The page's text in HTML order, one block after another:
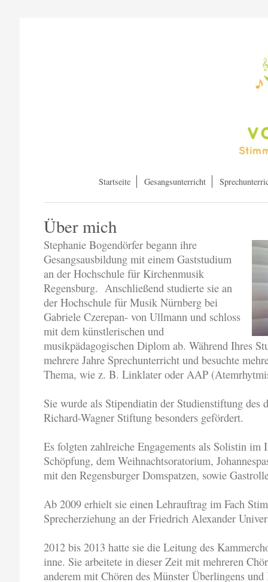
Startseite Gesangsunterricht
Über mich
Stephanie Bogendörfer begann ihre
Gesangsausbildung mit einem Gaststudium
an der Hochschule für Kirchenmusik
Regensburg. Anschließend studierte sie an
der Hochschule für Musik Nürnberg bei
Gabriele Czerepan- von Ullmann und schloss
mit dem künstlerischen und
musikpädagogischen Diplom ab. Während Ihres
mehrere Jahre Sprechunterricht und besuchte
Thema, wie z. B. Linklater oder AAP
Sie wurde als Stipendiatin der Studienstiftung des
Richard-Wagner Stiftung besonders gefördert.
Es folgten zahlreiche Engagements als Solistin im
Schöpfung, dem Weihnachtsoratorium,
mit den Regensburger Domspatzen, sowie
Ab 2009 erhielt sie einen Lehrauftrag im Fach
Sprecherziehung an der Friedrich Alexander
2012 bis 2013 hatte sie die Leitung des
inne. Sie arbeitete in dieser Zeit mit mehreren
anderem mit Chören des Münster Überlingens